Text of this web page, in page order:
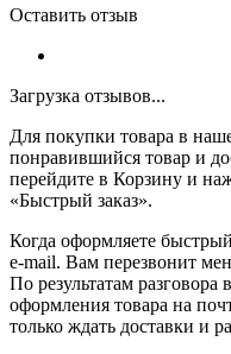
Оставить отзыв
Загрузка отзывов...
Для покупки товара в
понравившийся товар и
перейдите в Корзину и
«Быстрый заказ».
Когда оформляете
e-mail. Вам перезвонит
По результатам
оформления товара на
только ждать доставки и